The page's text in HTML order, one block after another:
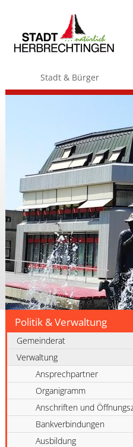
Stadt & Bürger
Politik & Verwaltung
Gemeinderat
Verwaltung
Ansprechpartner
Organigramm
Anschriften und
Bankverbindungen
Ausbildung